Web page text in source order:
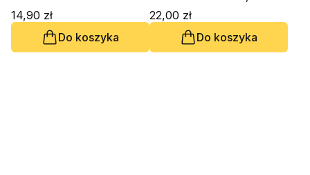
14,90 zł
Do koszyka
Dorota Mazur
22,00 zł
Do koszyka